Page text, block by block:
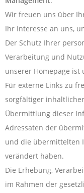
Wir freuen uns über
Ihr Interesse an uns,
Der Schutz Ihrer
Verarbeitung und
unserer Homepage ist
Für externe Links zu
sorgfältiger
Übermittlung dieser
Adressaten der
und die übermittelten
verändert haben.
Die Erhebung,
im Rahmen der